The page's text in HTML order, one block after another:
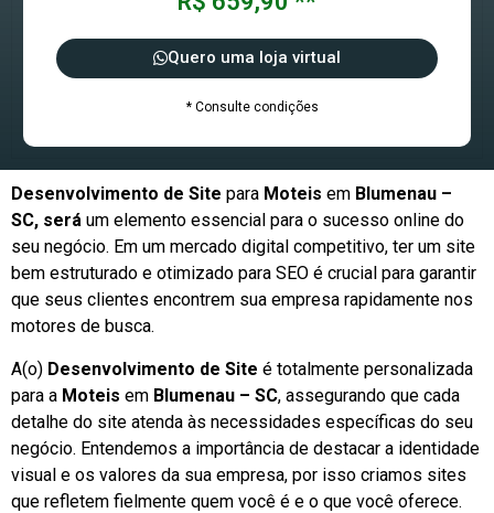
Quero uma loja virtual
* Consulte condições
Desenvolvimento de Site para Moteis em Blumenau –
SC, será um elemento essencial para o sucesso online do
seu negócio. Em um mercado digital competitivo, ter um site
bem estruturado e otimizado para SEO é crucial para garantir
que seus clientes encontrem sua empresa rapidamente nos
motores de busca.
A(o) Desenvolvimento de Site é totalmente personalizada
para a Moteis em Blumenau – SC, assegurando que cada
detalhe do site atenda às necessidades específicas do seu
negócio. Entendemos a importância de destacar a identidade
visual e os valores da sua empresa, por isso criamos sites
que refletem fielmente quem você é e o que você oferece.